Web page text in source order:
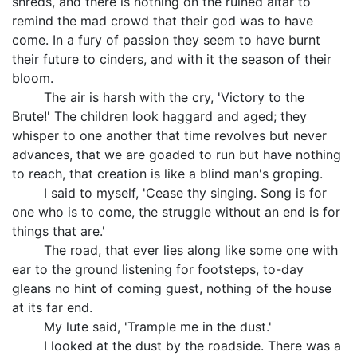
remind the mad crowd that their god was to have
come. In a fury of passion they seem to have burnt
their future to cinders, and with it the season of their
bloom.
The air is harsh with the cry, 'Victory to the
Brute!' The children look haggard and aged; they
whisper to one another that time revolves but never
advances, that we are goaded to run but have nothing
to reach, that creation is like a blind man's groping.
I said to myself, 'Cease thy singing. Song is for
one who is to come, the struggle without an end is for
things that are.'
The road, that ever lies along like some one with
ear to the ground listening for footsteps, to-day
gleans no hint of coming guest, nothing of the house
at its far end.
My lute said, 'Trample me in the dust.'
I looked at the dust by the roadside. There was a